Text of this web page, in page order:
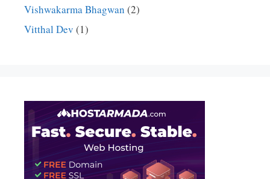
Vishwakarma Bhagwan (2)
Vitthal Dev (1)